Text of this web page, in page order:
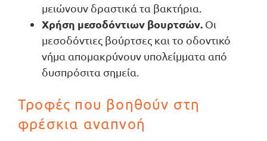
μειώνουν δραστικά τα βακτήρια.
Χρήση μεσοδόντιων βουρτσών.Οι
μεσοδόντιες βούρτσες και το οδοντικό
νήμα απομακρύνουν υπολείμματα από
δυσπρόσιτα σημεία.
Τροφές που βοηθούν στη
φρέσκια αναπνοή